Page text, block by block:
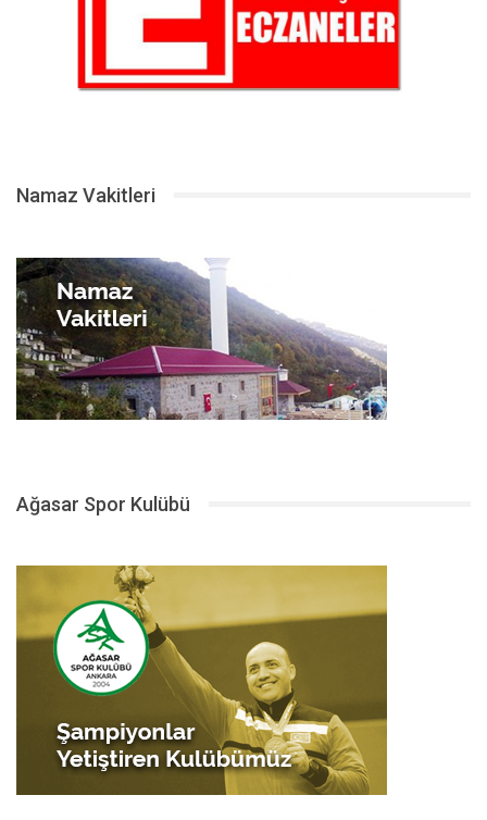
Namaz Vakitleri
Ağasar Spor Kulübü